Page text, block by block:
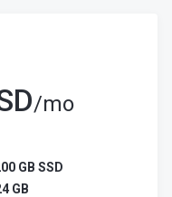
/mo
GB SSD
GB